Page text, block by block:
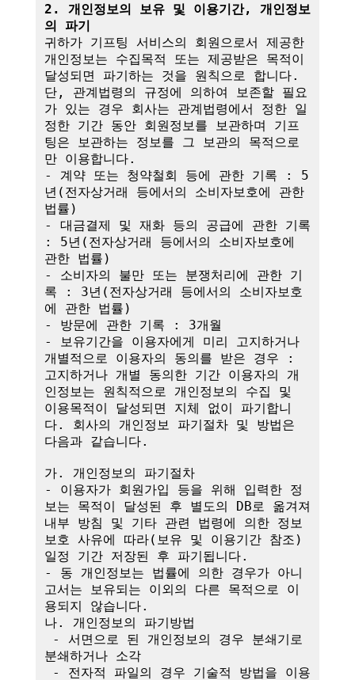
2. 개인정보의 보유 및 이용기간, 개인정보
의 파기
귀하가 기프팅 서비스의 회원으로서 제공한
개인정보는 수집목적 또는 제공받은 목적이
달성되면 파기하는 것을 원칙으로 합니다.
단, 관계법령의 규정에 의하여 보존할 필요
가 있는 경우 회사는 관계법령에서 정한 일
정한 기간 동안 회원정보를 보관하며 기프
팅은 보관하는 정보를 그 보관의 목적으로
만 이용합니다.
- 계약 또는 청약철회 등에 관한 기록 : 5
년(전자상거래 등에서의 소비자보호에 관한
법률)
- 대금결제 및 재화 등의 공급에 관한 기록
: 5년(전자상거래 등에서의 소비자보호에
관한 법률)
- 소비자의 불만 또는 분쟁처리에 관한 기
록 : 3년(전자상거래 등에서의 소비자보호
에 관한 법률)
- 방문에 관한 기록 : 3개월
- 보유기간을 이용자에게 미리 고지하거나
개별적으로 이용자의 동의를 받은 경우 :
고지하거나 개별 동의한 기간 이용자의 개
인정보는 원칙적으로 개인정보의 수집 및
이용목적이 달성되면 지체 없이 파기합니
다. 회사의 개인정보 파기절차 및 방법은
다음과 같습니다.
가. 개인정보의 파기절차
- 이용자가 회원가입 등을 위해 입력한 정
보는 목적이 달성된 후 별도의 DB로 옮겨져
내부 방침 및 기타 관련 법령에 의한 정보
보호 사유에 따라(보유 및 이용기간 참조)
일정 기간 저장된 후 파기됩니다.
- 동 개인정보는 법률에 의한 경우가 아니
고서는 보유되는 이외의 다른 목적으로 이
용되지 않습니다.
나. 개인정보의 파기방법
분쇄하거나 소각